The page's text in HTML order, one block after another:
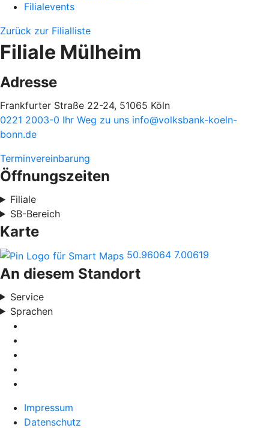
Filialevents
Zurück zur Filialliste
Filiale Mülheim
Adresse
Frankfurter Straße 22-24, 51065 Köln
0221 2003-0 Ihr Weg zu uns info@volksbank-koeln-
bonn.de
Terminvereinbarung
Öffnungszeiten
Filiale
SB-Bereich
Karte
50.96064 7.00619
An diesem Standort
Service
Sprachen
Impressum
Datenschutz